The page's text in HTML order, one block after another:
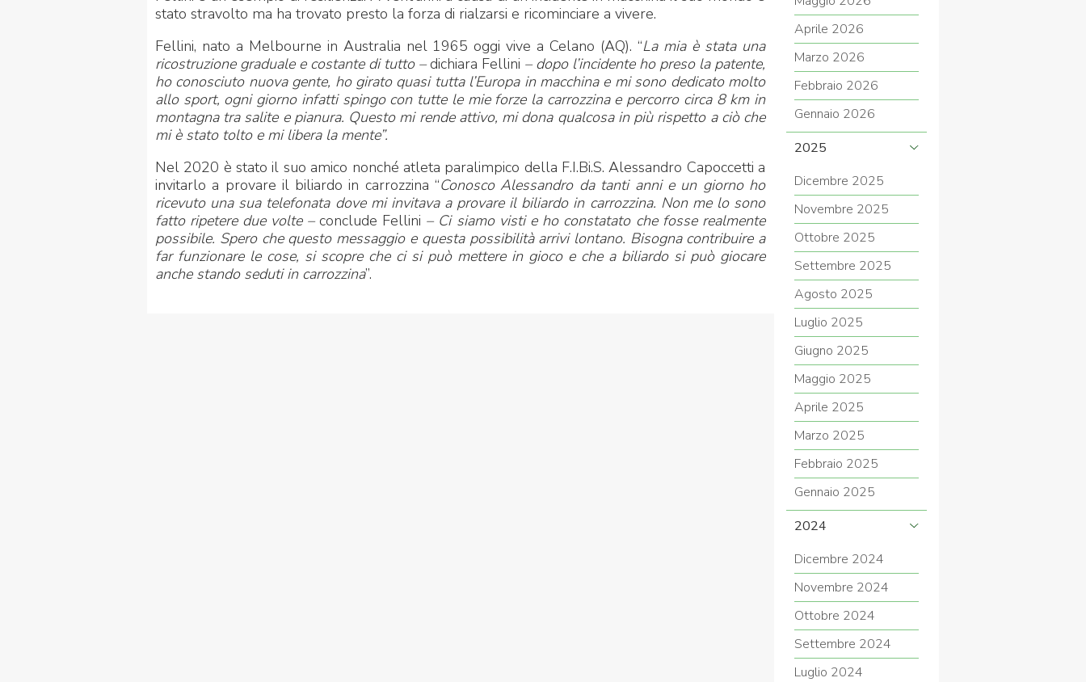
stato stravolto ma ha trovato presto la forza di rialzarsi e ricominciare a vivere.
Fellini, nato a Melbourne in Australia nel 1965 oggi vive a Celano (AQ). “La mia è stata una
ricostruzione graduale e costante di tutto –dichiara Fellini – dopo l’incidente ho preso la patente,
ho conosciuto nuova gente, ho girato quasi tutta l’Europa in macchina e mi sono dedicato molto
allo sport, ogni giorno infatti spingo con tutte le mie forze la carrozzina e percorro circa 8 km in
montagna tra salite e pianura. Questo mi rende attivo, mi dona qualcosa in più rispetto a ciò che
mi è stato tolto e mi libera la mente”.
Nel 2020 è stato il suo amico nonché atleta paralimpico della F.I.Bi.S. Alessandro Capoccetti a
invitarlo a provare il biliardo in carrozzina “Conosco Alessandro da tanti anni e un giorno ho
ricevuto una sua telefonata dove mi invitava a provare il biliardo in carrozzina. Non me lo sono
fatto ripetere due volte – conclude Fellini – Ci siamo visti e ho constatato che fosse realmente
possibile. Spero che questo messaggio e questa possibilità arrivi lontano. Bisogna contribuire a
far funzionare le cose, si scopre che ci si può mettere in gioco e che a biliardo si può giocare
anche stando seduti in carrozzina”.
Aprile 2026
Marzo 2026
Febbraio 2026
Gennaio 2026
2025
Dicembre 2025
Novembre 2025
Ottobre 2025
Settembre 2025
Agosto 2025
Luglio 2025
Giugno 2025
Maggio 2025
Aprile 2025
Marzo 2025
Febbraio 2025
Gennaio 2025
2024
Dicembre 2024
Novembre 2024
Ottobre 2024
Settembre 2024
Luglio 2024